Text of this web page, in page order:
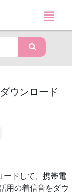
ウンロード
ードして、携帯電
用の着信音をダウ